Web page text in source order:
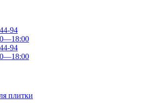
94
94
плитки